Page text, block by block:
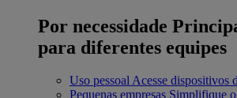
Por necessidade
para diferentes equipes
Uso pessoalAcesse dispositivos
Pequenas empresas Simplifique o